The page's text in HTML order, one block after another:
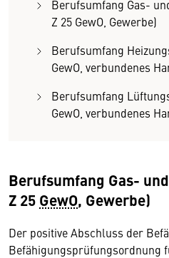
Berufsumfang Gas-
Z 25 GewO, Gewerbe)
Berufsumfang
GewO, verbundenes
Berufsumfang
GewO, verbundenes
Berufsumfang Gas-
Z 25 GewO, Gewerbe)
Der positive Abschluss der
Befähigungsprüfungsordnung